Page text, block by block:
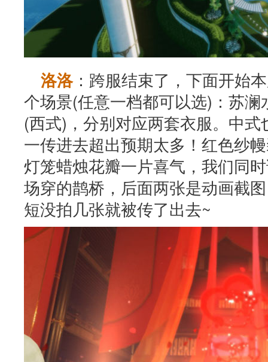
洛洛：跨服结束了，下面开始
个场景(任意一档都可以选)：苏
(西式)，分别对应两套衣服。中
一传进去超出预期太多！红色纱
灯笼蜡烛花瓣一片喜气，我们同
场穿的鹊桥，后面两张是动画截
短没拍几张就被传了出去~